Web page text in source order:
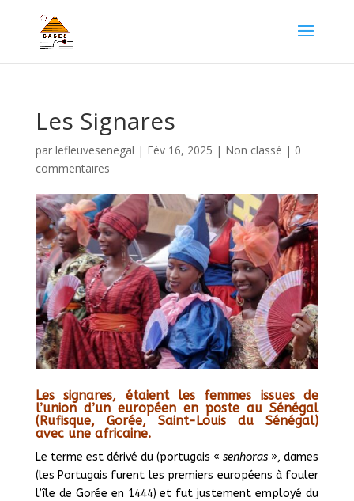
Les Signares
par lefleuvesenegal | Fév 16, 2025 | Non classé | 0
commentaires
Les signares, étaient les femmes issues de
l’union d’un européen en poste au Sénégal
(Rufisque, Gorée,Saint-Louis du Sénégal)
avec une africaine.
Le terme est dérivé du (portugais «senhoras », dames
(les Portugais furent les premiers européens à fouler
l’île de Gorée en 1444) et fut justement employé du